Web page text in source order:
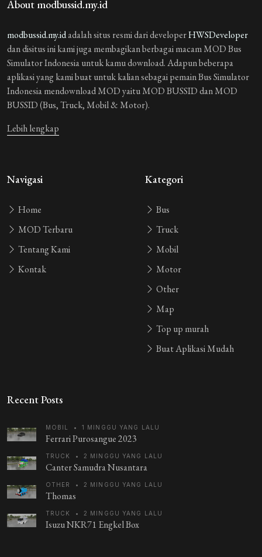
About modbussid.my.id
modbussid.my.idadalah situs resmi dari developerHWSDeveloper
dan disitus ini kami juga membagikan berbagai macam MOD Bus
Simulator Indonesia untuk kamu download. Adapun beberapa
aplikasi yang kami buat untuk kalian sebagai pemain Bus Simulator
Indonesia mendownload MOD yaitu MOD BUSSID dan MOD
BUSSID (Bus, Truck, Mobil & Motor).
Lebih lengkap
Navigasi
Home
MOD Terbaru
Tentang Kami
Kontak
Kategori
Bus
Truck
Mobil
Motor
Other
Map
Top up murah
Buat Aplikasi Mudah
Recent Posts
MOBIL • 1 MINGGU YANG LALU
Ferrari Purosangue 2023
TRUCK • 2 MINGGU YANG LALU
Canter Samudra Nusantara
OTHER • 2 MINGGU YANG LALU
Thomas
TRUCK • 2 MINGGU YANG LALU
Isuzu NKR71 Engkel Box